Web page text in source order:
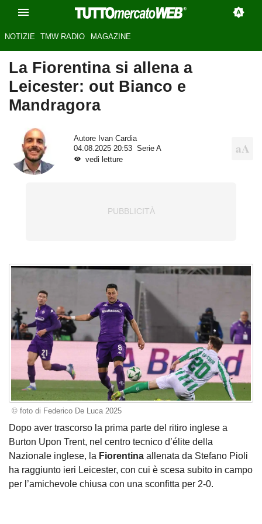
NOTIZIE TMW RADIO MAGAZINE
La Fiorentina si allena a
Leicester: out Bianco e
Mandragora
Autore Ivan Cardia
04.08.2025 20:53
Serie A
vedi letture
© foto di Federico De Luca 2025
Dopo aver trascorso la prima parte del ritiro inglese a
Burton Upon Trent, nel centro tecnico d’élite della
Nazionale inglese, la Fiorentina allenata da Stefano Pioli
ha raggiunto ieri Leicester, con cui è scesa subito in campo
per l’amichevole chiusa con una sconfitta per 2-0.